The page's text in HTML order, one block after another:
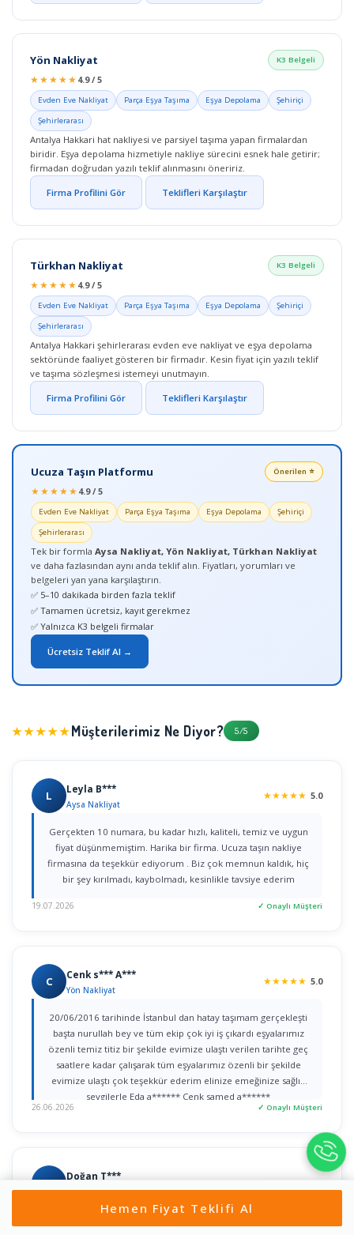
Yön Nakliyat K3 Belgeli
★★★★★ 4.9 / 5
Evden Eve Nakliyat Parça Eşya Taşıma Eşya Depolama
Şehiriçi
Şehirlerarası
Antalya Hakkari hat nakliyesi ve parsiyel taşıma yapan firmalardan
biridir. Eşya depolama hizmetiyle nakliye sürecini esnek hale getirir;
firmadan doğrudan yazılı teklif alınmasını öneririz.
Firma Profilini Gör Teklifleri Karşılaştır
Türkhan Nakliyat K3 Belgeli
★★★★★ 4.9 / 5
Evden Eve Nakliyat Parça Eşya Taşıma Eşya Depolama
Şehiriçi
Şehirlerarası
Antalya Hakkari şehirlerarası evden eve nakliyat ve eşya depolama
sektöründe faaliyet gösteren bir firmadır. Kesin fiyat için yazılı teklif
ve taşıma sözleşmesi istemeyi unutmayın.
Firma Profilini Gör Teklifleri Karşılaştır
Ucuza Taşın Platformu Önerilen ⭐
★★★★★ 4.9 / 5
Evden Eve Nakliyat Parça Eşya Taşıma Eşya Depolama
Şehiriçi
Şehirlerarası
Tek bir formla Aysa Nakliyat, Yön Nakliyat, Türkhan Nakliyat
ve daha fazlasından aynı anda teklif alın. Fiyatları, yorumları ve
belgeleri yan yana karşılaştırın.
✅ 5–10 dakikada birden fazla teklif
✅ Tamamen ücretsiz, kayıt gerekmez
✅ Yalnızca K3 belgeli firmalar
Ücretsiz Teklif Al →
★★★★★Müşterilerimiz Ne Diyor? 5/5
L Leyla B***
Aysa Nakliyat
★★★★★ 5.0
Gerçekten 10 numara, bu kadar hızlı, kaliteli, temiz ve uygun
fiyat düşünmemiştim. Harika bir firma. Ucuza taşın nakliye
firmasına da teşekkür ediyorum . Biz çok memnun kaldık, hiç
bir şey kırılmadı, kaybolmadı, kesinlikle tavsiye ederim
19.07.2026 ✓ Onaylı Müşteri
C Cenk s*** A***
Yön Nakliyat
★★★★★ 5.0
20/06/2016 tarihinde İstanbul dan hatay taşımam gerçekleşti
başta nurullah bey ve tüm ekip çok iyi iş çıkardı eşyalarımız
özenli temiz titiz bir şekilde evimize ulaştı verilen tarihte geç
saatlere kadar çalışarak tüm eşyalarımız özenli bir şekilde
evimize ulaştı çok teşekkür ederim elinize emeğinize sağlık
sevgilerle Eda a****** Cenk samed a******
26.06.2026 ✓ Onaylı Müşteri
D Doğan T***
Aysa Nakliyat
★ ★ ★ ★ ★
"İstanbul - Amasya arasındaki uzun mesafeli taşınma
Hemen Fiyat Teklifi Al